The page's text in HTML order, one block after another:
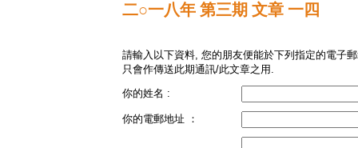
二○一八年 第三期 文章 一四
請輸入以下資料, 您的朋友便能於下列指定的電子
只會作傳送此期通訊/此文章之用.
你的姓名 :
你的電郵地址 ：